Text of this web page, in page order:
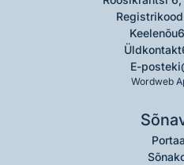
Keelenõu
Üldkontakt
E-post
Wordweb